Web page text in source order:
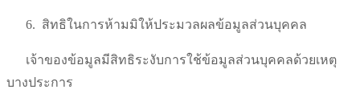
6. สิทธิในการห้ามมิให้ประมวลผลข้อมูลส่วนบุคคล
เจ้าของข้อมูลมีสิทธิระงับการใช้ข้อมูลส่วนบุคคลด้วยเหตุ
บางประการ